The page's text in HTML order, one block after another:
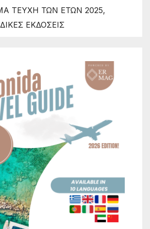
ΤΕΥΧΗ ΤΩΝ ΕΤΩΝ 2025,
ΕΚΔΟΣΕΙΣ